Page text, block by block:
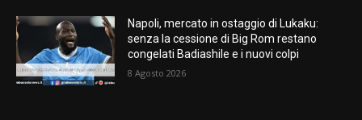
Napoli, mercato in ostaggio di Lukaku:
senza la cessione di Big Rom restano
congelati Badiashile e i nuovi colpi
8 Agosto 2026